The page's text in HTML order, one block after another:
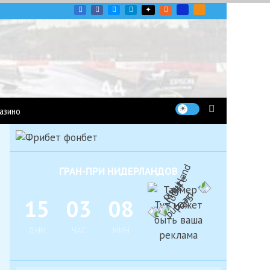
гоночных серий
ГРАН-ПРИ НИДЕРЛАНДОВ
15
ДНИ
03
ЧАС
08
МИН